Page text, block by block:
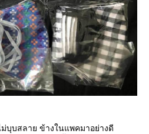
ม่บุบสลาย ข้างในแพคมาอย่างดี